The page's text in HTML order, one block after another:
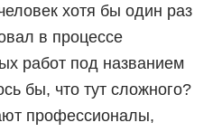
хотя бы один раз
в процессе
работ под названием
бы, что тут сложного?
профессионалы,